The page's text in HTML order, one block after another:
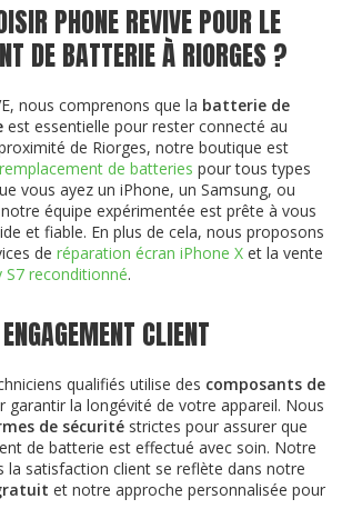
PHONE REVIVE POUR LE
DE BATTERIE À RIORGES ?
nous comprenons que la batterie de
est essentielle pour rester connecté au
de Riorges, notre boutique est
remplacement de batteries pour tous types
vous ayez un iPhone, un Samsung, ou
équipe expérimentée est prête à vous
et fiable. En plus de cela, nous proposons
de réparation écran iPhone X et la vente
S7 reconditionné.
CLIENT
qualifiés utilise des composants de
garantir la longévité de votre appareil. Nous
de sécurité strictes pour assurer que
de batterie est effectué avec soin. Notre
la satisfaction client se reflète dans notre
et notre approche personnalisée pour